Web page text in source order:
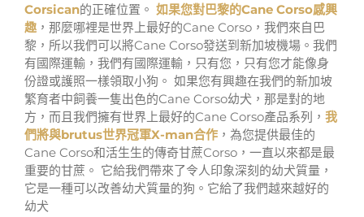
Corsican的正確位置。 如果您對巴黎的Cane Corso感興
趣 ，那麼哪裡是世界上最好的Cane Corso，我們來自巴
黎，所以我們可以將Cane Corso發送到新加坡機場。我們
有國際運輸，我們有國際運輸，只有您，只有您才能像身
份證或護照一樣領取小狗。 如果您有興趣在我們的新加坡
繁育者中飼養一隻出色的Cane Corso幼犬，那是對的地
方，而且我們擁有世界上最好的Cane Corso產品系列， 我
們將與brutus世界冠軍X-man合作 ，為您提供最佳的
Cane Corso和活生生的傳奇甘蔗Corso，一直以來都是最
重要的甘蔗。 它給我們帶來了令人印象深刻的幼犬質量，
它是一種可以改善幼犬質量的狗。它給了我們越來越好的
幼犬